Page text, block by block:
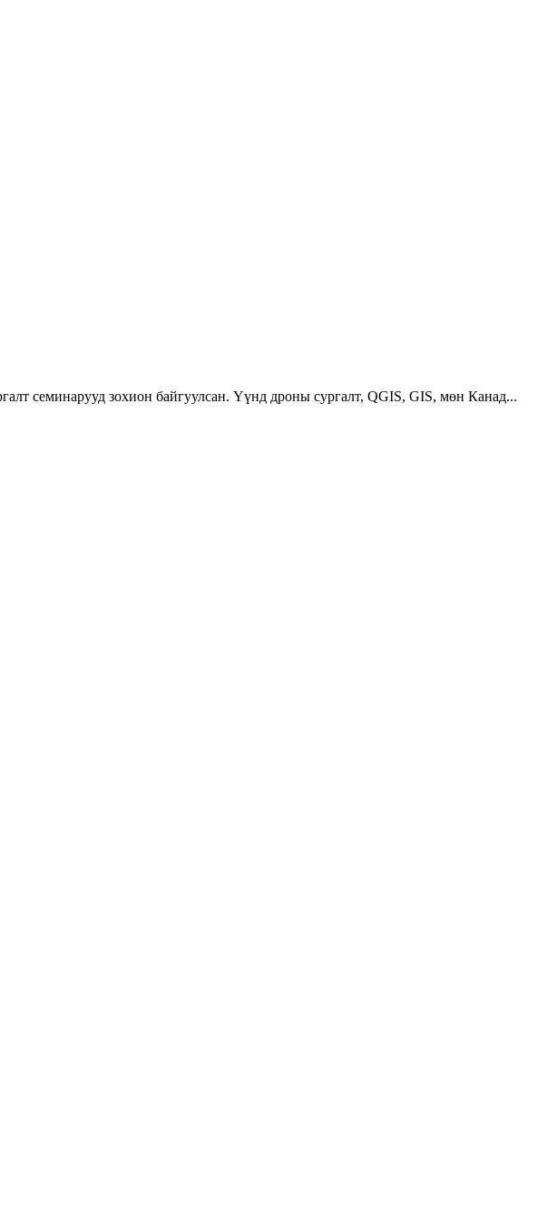
семинарууд зохион байгуулсан. Үүнд дроны сургалт, QGIS, GIS, мөн Канад...